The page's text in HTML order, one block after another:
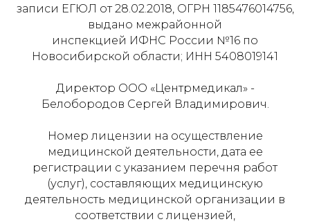
записи ЕГЮЛ от 28.02.2018, ОГРН 1185476014756,
выдано межрайонной
инспекцией ИФНС России №16 по
Новосибирской области; ИНН 5408019141
Директор ООО «Центрмедикал» -
Белобородов Сергей Владимирович.
Номер лицензии на осуществление
медицинской деятельности, дата ее
регистрации с указанием перечня работ
(услуг), составляющих медицинскую
деятельность медицинской организации в
соответствии с лицензией,